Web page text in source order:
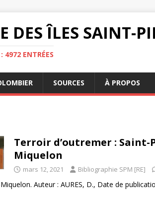
DES ÎLES SAINT-
4972 ENTRÉES
SOURCES À PROPOS
Terroir d’outremer : Saint-
Miquelon
mars 12, 2021 Bibliographie SPM [RE]
Auteur : AURES, D., Date de